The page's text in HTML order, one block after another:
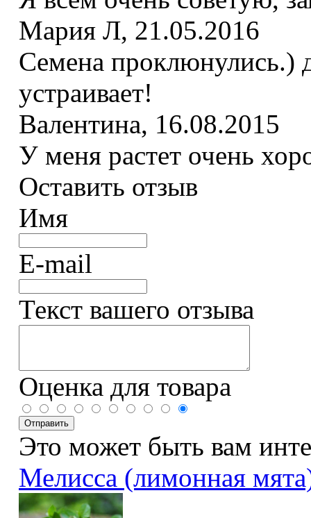
Мария Л, 21.05.2016
Семена проклюнулись.)
устраивает!
Валентина, 16.08.2015
У меня растет очень
Оставить отзыв
Имя
E-mail
Текст вашего отзыва
Оценка для товара
Это может быть вам
Мелисса (лимонная